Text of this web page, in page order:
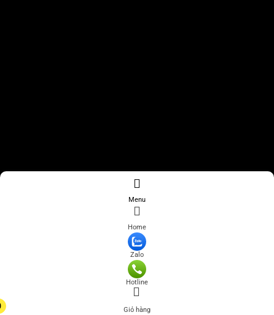
Menu
Home
Zalo
Hotline
Giỏ hàng